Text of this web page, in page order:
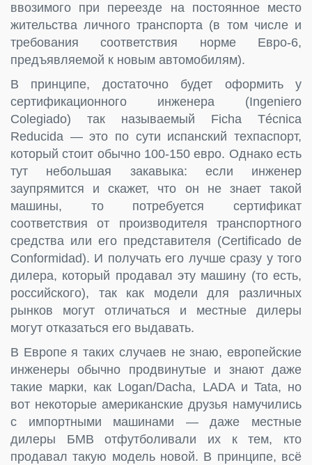
ввозимого при переезде на постоянное место
жительства личного транспорта (в том числе и
требования соответствия норме Евро-6,
предъявляемой к новым автомобилям).
В принципе, достаточно будет оформить у
сертификационного инженера (Ingeniero
Colegiado) так называемый Ficha Técnica
Reducida — это по сути испанский техпаспорт,
который стоит обычно 100-150 евро. Однако есть
тут небольшая закавыка: если инженер
заупрямится и скажет, что он не знает такой
машины, то потребуется сертификат
соответствия от производителя транспортного
средства или его представителя (Certificado de
Conformidad). И получать его лучше сразу у того
дилера, который продавал эту машину (то есть,
российского), так как модели для различных
рынков могут отличаться и местные дилеры
могут отказаться его выдавать.
В Европе я таких случаев не знаю, европейские
инженеры обычно продвинутые и знают даже
такие марки, как Logan/Dacha, LADA и Tata, но
вот некоторые американские друзья намучились
с импортными машинами — даже местные
дилеры БМВ отфутболивали их к тем, кто
продавал такую модель новой. В принципе, всё